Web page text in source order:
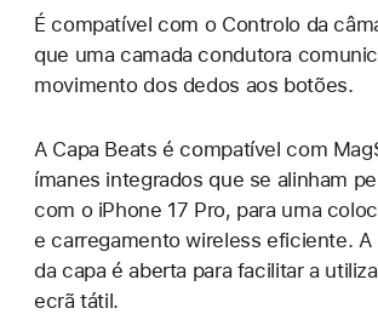
É compatível com o Controlo da
que uma camada condutora
movimento dos dedos aos botões.
A Capa Beats é compatível com
ímanes integrados que se alinham
com o iPhone 17 Pro, para uma
e carregamento wireless eficiente.
da capa é aberta para facilitar a
ecrã tátil.